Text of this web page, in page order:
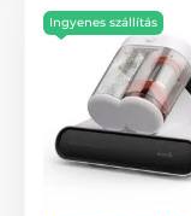
Ingyenes szállítás